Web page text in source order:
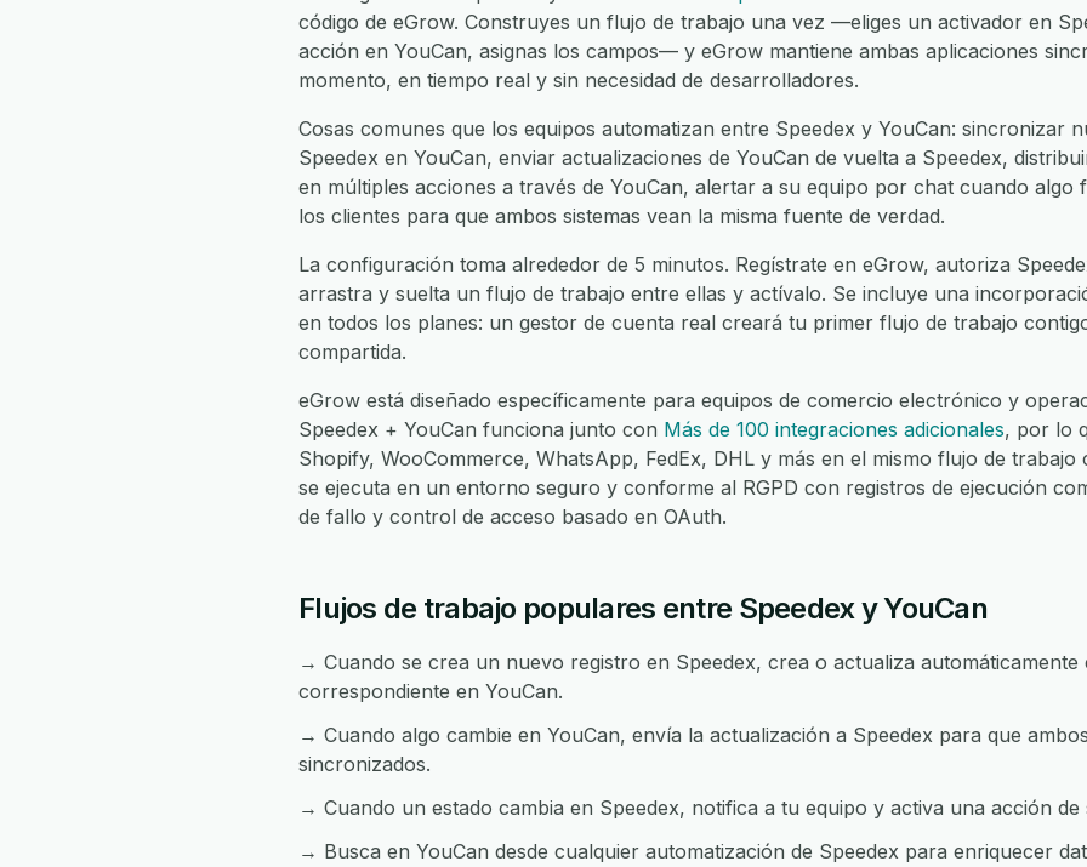
código de eGrow. Construyes un flujo de trabajo una vez —eliges un activador en
acción en YouCan, asignas los campos— y eGrow mantiene ambas aplicaciones
momento, en tiempo real y sin necesidad de desarrolladores.
Cosas comunes que los equipos automatizan entre Speedex y YouCan: sincronizar
Speedex en YouCan, enviar actualizaciones de YouCan de vuelta a Speedex,
en múltiples acciones a través de YouCan, alertar a su equipo por chat cuando algo
los clientes para que ambos sistemas vean la misma fuente de verdad.
La configuración toma alrededor de 5 minutos. Regístrate en eGrow, autoriza
arrastra y suelta un flujo de trabajo entre ellas y actívalo. Se incluye una
en todos los planes: un gestor de cuenta real creará tu primer flujo de trabajo
compartida.
eGrow está diseñado específicamente para equipos de comercio electrónico y
Speedex + YouCan funciona junto con Más de 100 integraciones adicionales, por lo
Shopify, WooCommerce, WhatsApp, FedEx, DHL y más en el mismo flujo de trabajo
se ejecuta en un entorno seguro y conforme al RGPD con registros de ejecución
de fallo y control de acceso basado en OAuth.
Flujos de trabajo populares entre Speedex y YouCan
→ Cuando se crea un nuevo registro en Speedex, crea o actualiza automáticamente
correspondiente en YouCan.
→ Cuando algo cambie en YouCan, envía la actualización a Speedex para que
sincronizados.
→ Cuando un estado cambia en Speedex, notifica a tu equipo y activa una acción de
→ Busca en YouCan desde cualquier automatización de Speedex para enriquecer